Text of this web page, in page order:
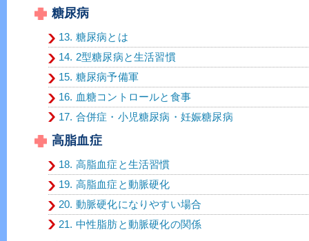
糖尿病
13. 糖尿病とは
14. 2型糖尿病と生活習慣
15. 糖尿病予備軍
16. 血糖コントロールと食事
17. 合併症・小児糖尿病・妊娠糖尿病
高脂血症
18. 高脂血症と生活習慣
19. 高脂血症と動脈硬化
20. 動脈硬化になりやすい場合
21. 中性脂肪と動脈硬化の関係